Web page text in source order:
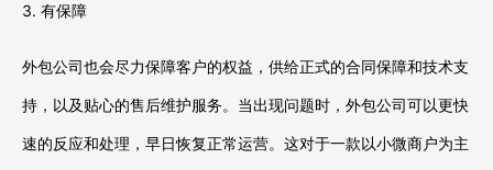
3. 有保障
外包公司也会尽力保障客户的权益，供给正式的合同保障和技术支
持，以及贴心的售后维护服务。当出现问题时，外包公司可以更快
速的反应和处理，早日恢复正常运营。这对于一款以小微商户为主